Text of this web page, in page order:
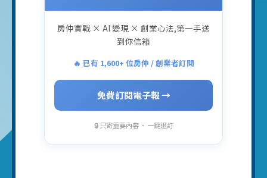
房仲實戰 × AI 變現 × 創業心法,第一手送
到你信箱
🔥 已有 1,600+ 位房仲 / 創業者訂閱
免費訂閱電子報 →
🔒 只寄重要內容 · 一鍵退訂